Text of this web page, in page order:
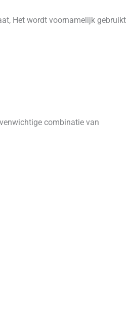
Het wordt voornamelijk gebruikt
combinatie van